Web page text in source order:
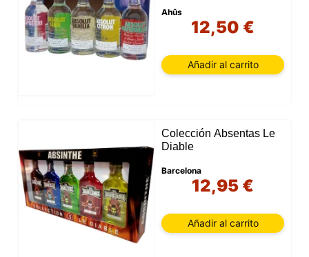
Ahûs
12,50 €
Añadir al carrito
Colección Absentas Le
Diable
Barcelona
12,95 €
Añadir al carrito